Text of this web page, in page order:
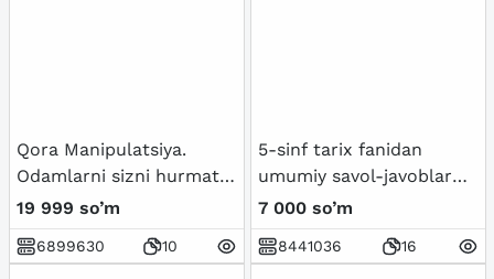
Qora Manipulatsiya.
Odamlarni sizni hurmat
qilishga majburlang
19 999 so’m
6899630 10
5-sinf tarix fanidan
umumiy savol-javoblar
to'plami
7 000 so’m
8441036 16